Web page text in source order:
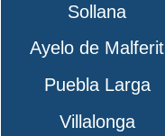
Sollana
Ayelo de Malferit
Puebla Larga
Villalonga